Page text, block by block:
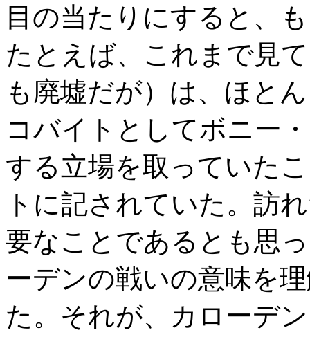
目の当たりにすると、
たとえば、これまで見
も廃墟だが）は、ほと
コバイトとしてボニー
する立場を取っていた
トに記されていた。訪
要なことであるとも思
ーデンの戦いの意味を
た。それが、カローデ